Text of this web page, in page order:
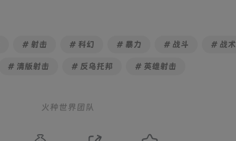
# 射击 # 科幻 # 暴力 # 战斗 # 战术
# 清版射击 # 反乌托邦 # 英雄射击
火种世界团队